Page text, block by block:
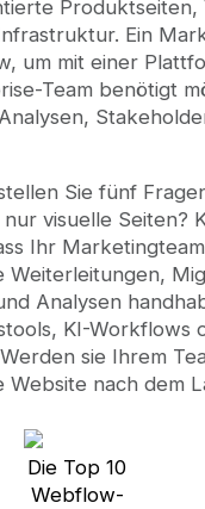
Produktseiten,
Ein
um mit einer
Team benötigt
Sie fünf
visuelle Seiten?
Ihr
Analysen
KI-Workflows
sie Ihrem
nach dem
Die Top 10
Webflow-